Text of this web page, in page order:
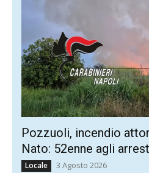
Pozzuoli, incendio
Nato: 52enne agli
Locale 3 Agosto 2026